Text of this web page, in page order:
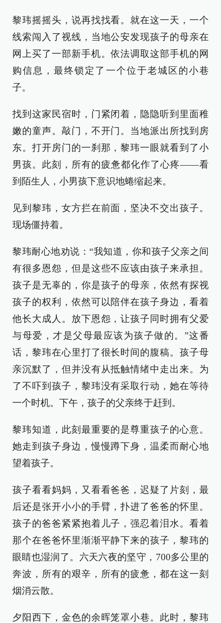
黎玮摇摇头，说再找找看。就在这一天，一个
线索闯入了视线，当地公安发现孩子的母亲在
网上买了一部新手机。依法调取这部手机的网
购信息，最终锁定了一个位于老城区的小巷
子。
找到这家民宿时，门紧闭着，隐隐听到里面稚
嫩的童声。敲门，不开门。当地派出所找到房
东。打开房门的一刹那，黎玮一眼就看到了小
男孩。此刻，所有的疲惫都化作了心疼——看
到陌生人，小男孩下意识地蜷缩起来。
见到黎玮，女方拦在前面，坚决不交出孩子。
现场僵持着。
黎玮耐心地劝说：“我知道，你和孩子父亲之间
有很多恩怨，但是这些不应该由孩子来承担。
孩子是无辜的，你是孩子的母亲，依然有探视
孩子的权利，依然可以陪伴在孩子身边，看着
他长大成人。放下恩怨，让孩子同时拥有父爱
与母爱，才是父母最应该为孩子做的。”这番
话，黎玮在心里打了很长时间的腹稿。孩子母
亲沉默了，但并没有从抵触情绪中走出来。为
了不吓到孩子，黎玮没有采取行动，她在等待
一个时机。下午，孩子的父亲终于赶到。
黎玮知道，此刻最重要的是尊重孩子的心意。
她走到孩子身边，慢慢蹲下身，温柔而耐心地
望着孩子。
孩子看看妈妈，又看看爸爸，迟疑了片刻，最
后还是张开小小的手臂，扑进了爸爸的怀里。
孩子的爸爸紧紧抱着儿子，强忍着泪水。看着
那个在爸爸怀里渐渐平静下来的孩子，黎玮的
眼睛也湿润了。六天六夜的坚守，700多公里的
奔波，所有的艰辛，所有的疲惫，都在这一刻
烟消云散。
夕阳西下，金色的余晖笼罩小巷。此时，黎玮